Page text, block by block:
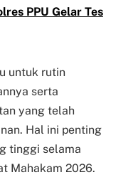
PPU Gelar Tes
untuk rutin
serta
yang telah
Hal ini penting
tinggi selama
Mahakam 2026.